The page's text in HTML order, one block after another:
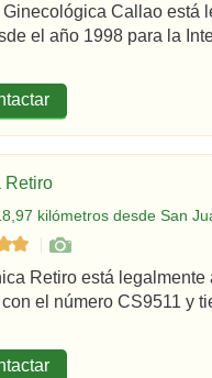
Ginecológica Callao está
el año 1998 para la
Retiro
kilómetros desde San
Retiro está
el número CS9511 y